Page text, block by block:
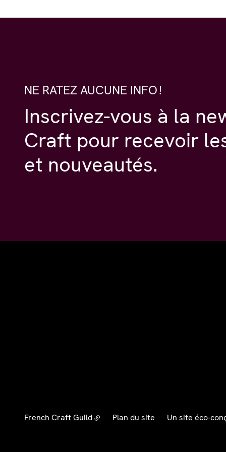
NE RATEZ AUCUNE INFO !
Inscrivez-vous à la
Craft pour recevoir
et nouveautés.
French Craft Guild Plan du site Un site éco-